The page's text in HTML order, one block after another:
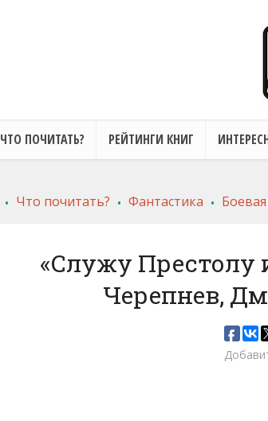
ЧТО ПОЧИТАТЬ? РЕЙТИНГИ КНИГ
. Что почитать? . Фантастика .
«Служу Престолу
Черепнев,